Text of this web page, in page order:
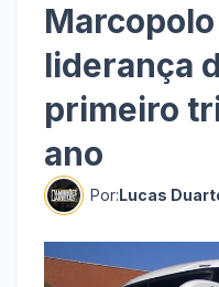
liderança
primeiro
ano
Por:Lucas